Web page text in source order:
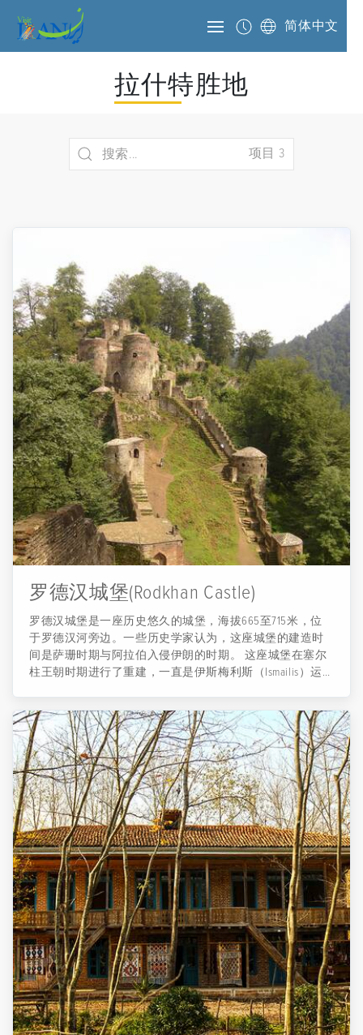
简体中文
拉什特胜地
项目 3
罗德汉城堡(Rodkhan Castle)
罗德汉城堡是一座历史悠久的城堡，海拔665至715米，位
于罗德汉河旁边。一些历史学家认为，这座城堡的建造时
间是萨珊时期与阿拉伯入侵伊朗的时期。 这座城堡在塞尔
柱王朝时期进行了重建，一直是伊斯梅利斯（Ismailis）运
·赫萨梅丁·阿米尔·达巴伊·伊本·阿米尔·阿莱丁而重建的。这
座城堡由两部分组成：位于城堡西部两层的Arg（统治者和
他的后宫所在的地方）和位于二层的军械库的东部（军事
活动和士兵的生活区域） 。城堡墙长1500 m，有65个塔
楼。 砖、石、灰浆和灰泥是该建筑使用的材料。 可以看到
墙壁和塔楼周围遍布陡峭的孔洞，这些孔洞用于射击。 罗
德汉城堡建筑中一个有趣的方面是使用Ogee拱门，不同类
型的拱门以及砖石设计。在通往塔楼的路上，梯子和令人
惊叹的自然风光增加了这座历史古迹的魅力。 ...